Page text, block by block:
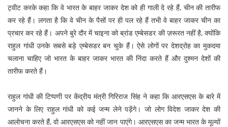
ट्वीट करके कहा कि वे भारत के बाहर जाकर देश को ही गाली दे रहे हैं, चीन की तारीफ
कर रहे हैं। लगता है कि वे चीन के पैसों पर ही पल रहे हैं तभी वे बाहर जाकर चीन का
प्रचार कर रहे हैं। अपने बुरे दौर में चाइना को ब्रांड एम्बेसडर की ज़रूरत नहीं है, क्याेंकि
राहुल गांधी उनके सबसे बड़े एम्बेसडर बन चुके हैं। ऐसे लोगों पर देशद्रोह का मुकदमा
चलाना चाहिए जो भारत के बाहर जाकर भारत की निंदा करते हैं और दुश्मन देशों की
तारीफ करते हैं।
राहुल गांधी की टिप्पणी पर केंद्रीय मंत्री गिरिराज सिंह ने कहा कि आरएसएस के बारे में
जानने के लिए राहुल गांधी को कई जन्म लेने पड़ेंगे। जो लोग विदेश जाकर देश की
आलोचना करते हैं, वो आरएसएस को नहीं जान पाएंगे। आरएसएस का जन्म भारत के मूल्यों